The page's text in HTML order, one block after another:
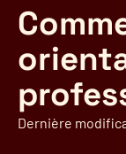
Dernière